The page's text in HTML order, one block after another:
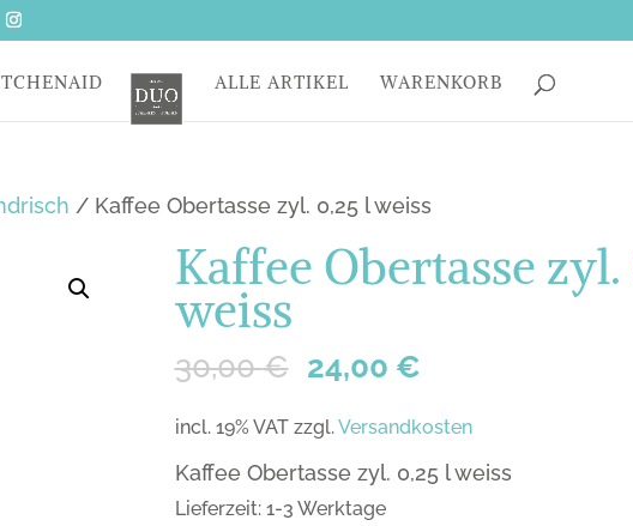
ALLE ARTIKEL WARENKORB
/ Kaffee Obertasse zyl. 0,25 l weiss
Kaffee Obertasse zyl.
weiss
30,00€ 24,00 €
incl. 19% VAT zzgl.Versandkosten
Kaffee Obertasse zyl. 0,25 l weiss
Lieferzeit: 1-3 Werktage